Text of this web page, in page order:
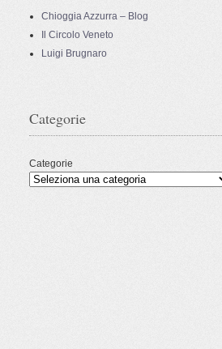
Chioggia Azzurra – Blog
Il Circolo Veneto
Luigi Brugnaro
Categorie
Categorie